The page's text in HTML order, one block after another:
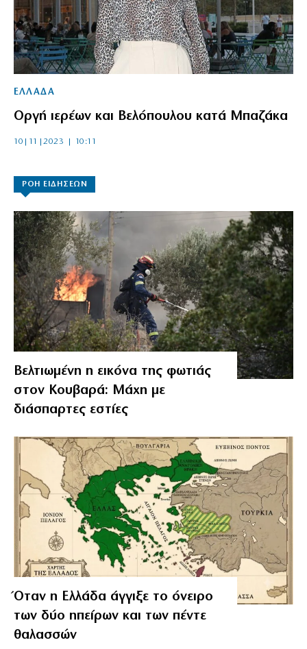
ΕΛΛΑΔΑ
Οργή ιερέων και Βελόπουλου κατά Μπαζάκα
10|11|2023 | 10:11
ΡΟΗ ΕΙΔΗΣΕΩΝ
Βελτιωμένη η εικόνα της φωτιάς
στον Κουβαρά: Μάχη με
διάσπαρτες εστίες
Όταν η Ελλάδα άγγιξε το όνειρο
των δύο ηπείρων και των πέντε
θαλασσών